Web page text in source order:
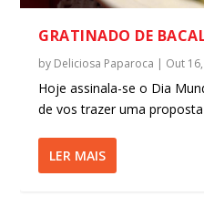
GRATINADO DE
by Deliciosa Paparoca | Out
Hoje assinala-se o Dia
de vos trazer uma
LER MAIS